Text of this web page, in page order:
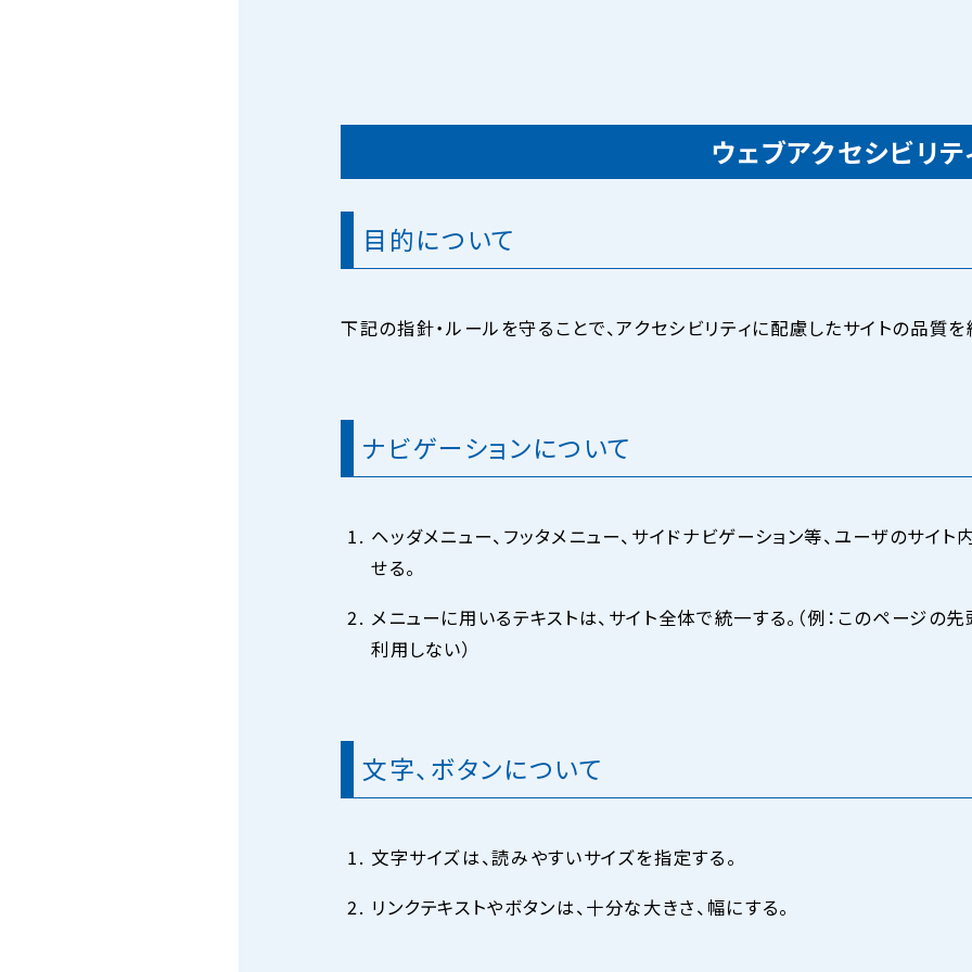
ウェブアクセシビリテ
目的について
下記の指針・ルールを守ることで、アクセシビリティに配慮したサイトの品質を
ナビゲーションについて
ヘッダメニュー、フッタメニュー、サイドナビゲーション等、ユーザのサ
せる。
メニューに用いるテキストは、サイト全体で統一する。（例：このページの
利用しない）
文字、ボタンについて
文字サイズは、読みやすいサイズを指定する。
リンクテキストやボタンは、十分な大きさ、幅にする。